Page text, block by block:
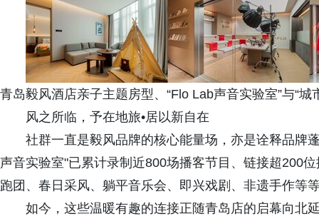
青岛毅风酒店亲子主题房型、“Flo Lab声音实验室”与“城
风之所临，予在地旅•居以新自在
社群一直是毅风品牌的核心能量场，亦是诠释品牌
声音实验室"已累计录制近800场播客节目、链接超200
跑团、春日采风、躺平音乐会、即兴戏剧、非遗手作等
如今，这些温暖有趣的连接正随青岛店的启幕向北